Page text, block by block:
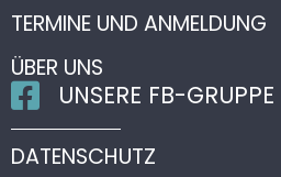
TERMINE UND ANMELDUNG
ÜBER UNS
UNSERE FB-GRUPPE
DATENSCHUTZ